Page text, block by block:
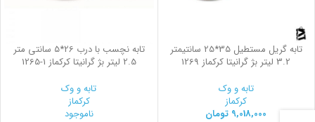
تابه گریل مستطیل 35*25 سانتیمتر
3.2 لیتر بژ گرانیتا کرکماز 1269
تابه و وک
کرکماز
9,018,000 تومان
تابه نچسب با درب 26*5 سانتی متر
2.5 لیتر بژ گرانیتا کرکماز
1265-1
تابه و وک
کرکماز
ناموجود